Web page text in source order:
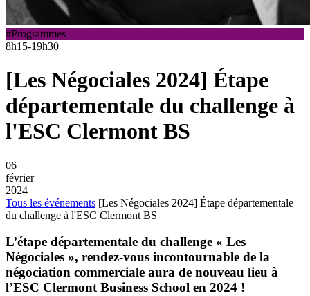
#Programmes
8h15-19h30
[Les Négociales 2024] Étape
départementale du challenge à
l'ESC Clermont BS
06
février
2024
Tous les événements [Les Négociales 2024] Étape départementale
du challenge à l'ESC Clermont BS
L’étape départementale du challenge « Les
Négociales », rendez-vous incontournable de la
négociation commerciale aura de nouveau lieu à
l’ESC Clermont Business School en 2024 !